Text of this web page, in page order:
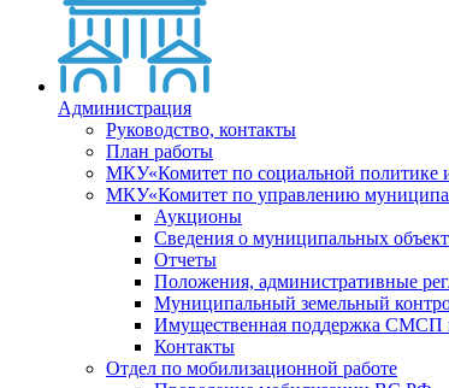
Администрация
Руководство, контакты
План работы
МКУ«Комитет по социальной политике
МКУ«Комитет по управлению
Аукционы
Сведения о муниципальных
Отчеты
Положения, административные
Муниципальный земельный
Имущественная поддержка СМСП
Контакты
Отдел по мобилизационной работе